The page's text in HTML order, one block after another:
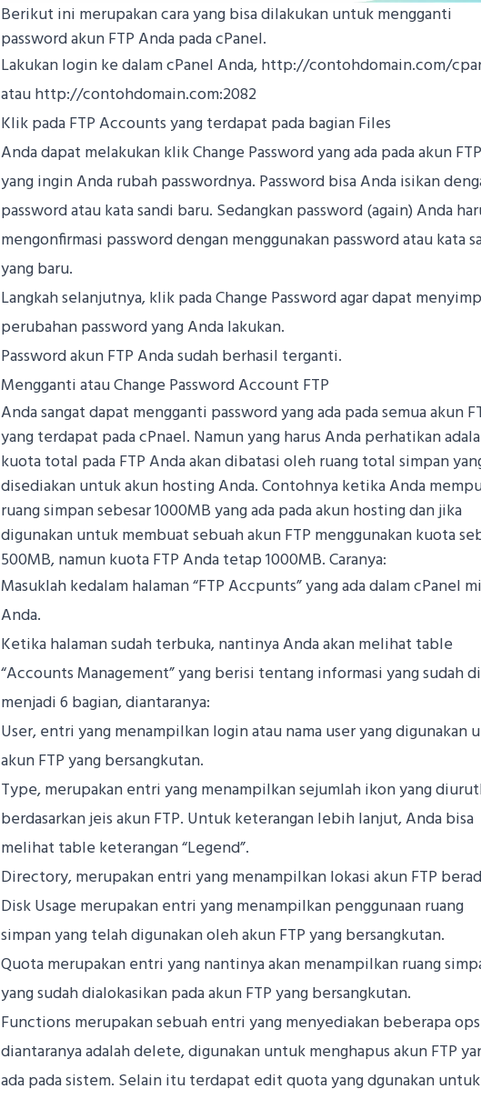
Berikut ini merupakan cara yang bisa dilakukan untuk mengganti
password akun FTP Anda pada cPanel.
Lakukan login ke dalam cPanel Anda, http://contohdomain.com/
atau http://contohdomain.com:2082
Klik pada FTP Accounts yang terdapat pada bagian Files
Anda dapat melakukan klik Change Password yang ada pada akun FTP
yang ingin Anda rubah passwordnya. Password bisa Anda isikan
password atau kata sandi baru. Sedangkan password (again) Anda
mengonfirmasi password dengan menggunakan password atau kata
yang baru.
Langkah selanjutnya, klik pada Change Password agar dapat
perubahan password yang Anda lakukan.
Password akun FTP Anda sudah berhasil terganti.
Mengganti atau Change Password Account FTP
Anda sangat dapat mengganti password yang ada pada semua akun
yang terdapat pada cPnael. Namun yang harus Anda perhatikan
kuota total pada FTP Anda akan dibatasi oleh ruang total simpan
disediakan untuk akun hosting Anda. Contohnya ketika Anda
ruang simpan sebesar 1000MB yang ada pada akun hosting dan jika
digunakan untuk membuat sebuah akun FTP menggunakan kuota
500MB, namun kuota FTP Anda tetap 1000MB. Caranya:
Masuklah kedalam halaman “FTP Accpunts” yang ada dalam cPanel
Anda.
Ketika halaman sudah terbuka, nantinya Anda akan melihat table
“Accounts Management” yang berisi tentang informasi yang sudah
menjadi 6 bagian, diantaranya:
User, entri yang menampilkan login atau nama user yang digunakan
akun FTP yang bersangkutan.
Type, merupakan entri yang menampilkan sejumlah ikon yang
berdasarkan jeis akun FTP. Untuk keterangan lebih lanjut, Anda bisa
melihat table keterangan “Legend”.
Directory, merupakan entri yang menampilkan lokasi akun FTP
Disk Usage merupakan entri yang menampilkan penggunaan ruang
simpan yang telah digunakan oleh akun FTP yang bersangkutan.
Quota merupakan entri yang nantinya akan menampilkan ruang
yang sudah dialokasikan pada akun FTP yang bersangkutan.
Functions merupakan sebuah entri yang menyediakan beberapa
diantaranya adalah delete, digunakan untuk menghapus akun FTP
ada pada sistem. Selain itu terdapat edit quota yang dgunakan untuk